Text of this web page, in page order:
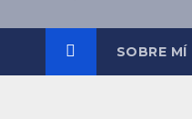
SOBRE MÍ